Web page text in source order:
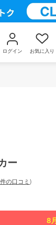
ログイン お気に入り
ー
の口コミ )
8